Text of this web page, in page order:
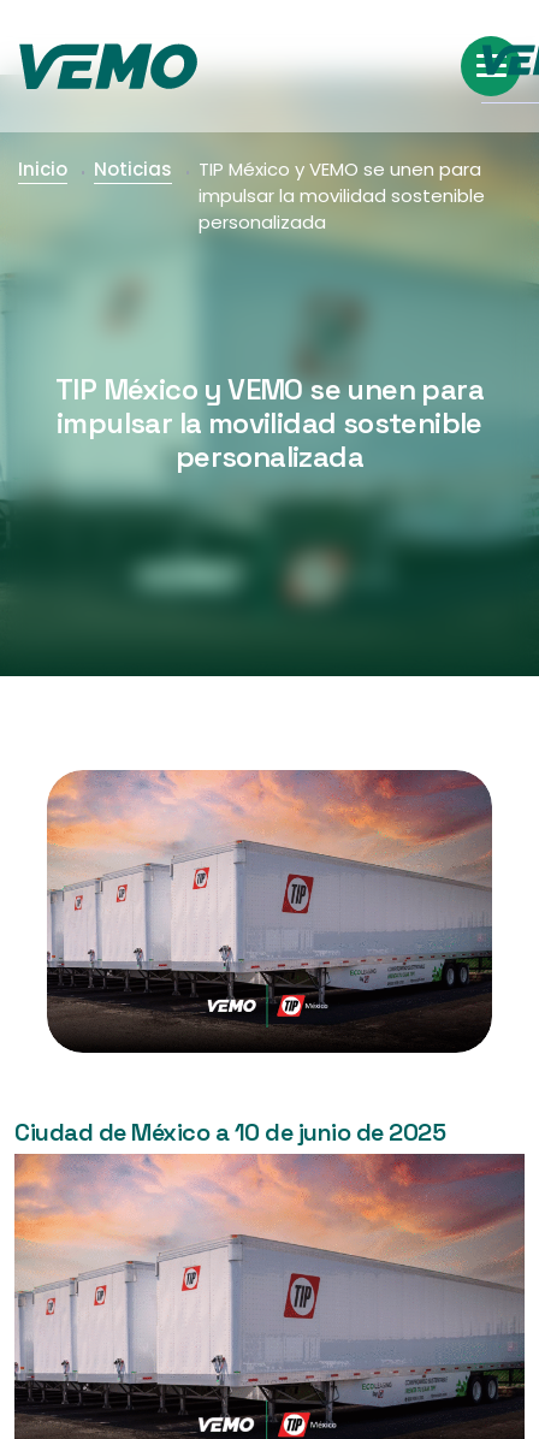
Inicio Noticias
TIP México y VEMO se unen para
impulsar la movilidad sostenible
personalizada
TIP México y VEMO se unen para
impulsar la movilidad sostenible
personalizada
Ciudad de México a 10 de junio de 2025